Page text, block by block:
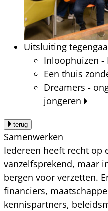
Uitsluiting
Inloophuizen -
Een thuis
Dreamers -
jongeren
terug
Samenwerken
Iedereen heeft recht op
vanzelfsprekend, maar
bergen voor verzetten.
financiers,
kennispartners,